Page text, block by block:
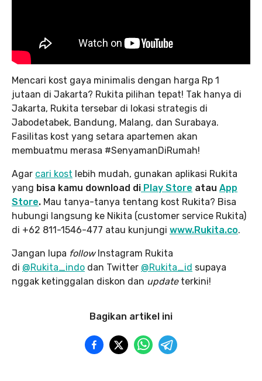
Mencari kost gaya minimalis dengan harga Rp 1
jutaan di Jakarta? Rukita pilihan tepat! Tak hanya di
Jakarta, Rukita tersebar di lokasi strategis di
Jabodetabek, Bandung, Malang, dan Surabaya.
Fasilitas kost yang setara apartemen akan
membuatmu merasa #SenyamanDiRumah!
Agar cari kost lebih mudah, gunakan aplikasi Rukita
yang bisa kamu download di Play Store atau App
Store. Mau tanya-tanya tentang kost Rukita? Bisa
hubungi langsung ke Nikita (customer service Rukita)
di +62 811-1546-477 atau kunjungi www.Rukita.co.
Jangan lupa followInstagram Rukita
di @Rukita_indo dan Twitter @Rukita_id supaya
nggak ketinggalan diskon dan update terkini!
Bagikan artikel ini